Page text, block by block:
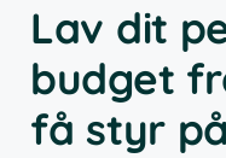
Lav dit
budget
få styr